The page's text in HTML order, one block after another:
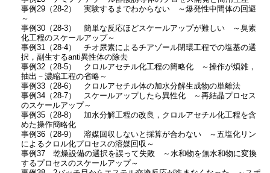
事例29（28-2） 実験するまでわからない ～爆発性中間体の回避
～
事例30（28-3） 簡単な反応ほどスケールアップが難しい ～臭素
化工程のスケールアップ～
事例31（28-4） チオ尿素によるチアゾール閉環工程での塩基の選
択，副生するanti異性体の除去
事例32（28-5） クロルアセチル化工程の簡略化 ～操作が煩雑，
抽出－濃縮工程の省略～
事例33（28-6） クロルアセチル体の加水分解生成物の単離法
事例34（28-7） スケールアップしたら異性化 ～再結晶プロセス
のスケールアップ～
事例35（28-8） 加水分解工程の改良，クロルアセチル化工程を含
めた操作簡略化
事例36（28-9） 溶媒回収しないと採算が合わない ～五塩化リン
によるクロル化プロセスの溶媒回収～
事例37 乾燥設備の選択を誤って失敗 ～水和物を無水和物に変換
するプロセスのスケールアップ～